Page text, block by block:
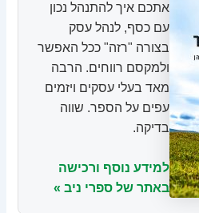
אתכם איך להתנהל נכון
עם כסף, לנהל עסק
בצורה "רזה" ככל האפשר
ולמקסם רווחים. הרבה
מאד בעלי עסקים ויזמים
עפים על הספר. שווה
בדיקה.
למידע נוסף ורכישה
באתר של ספרי ניב »